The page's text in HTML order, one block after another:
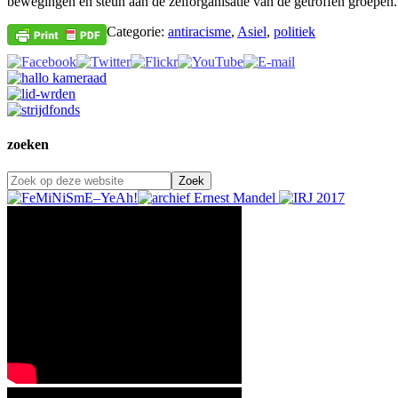
Categorie: antiracisme, Asiel, politiek
zoeken